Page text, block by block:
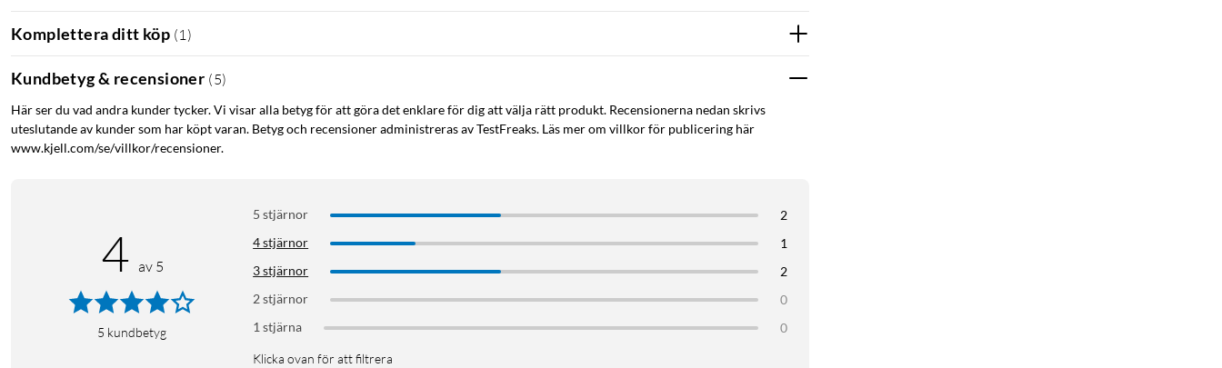
Komplettera ditt köp (1 )
Kundbetyg & recensioner (5)
Här ser du vad andra kunder tycker. Vi visar alla betyg för att göra det enklare för dig att välja rätt produkt. Recensionerna nedan skrivs
uteslutande av kunder som har köpt varan. Betyg och recensioner administreras av TestFreaks. Läs mer om villkor för publicering här
www.kjell.com/se/villkor/recensioner.
4 av 5
5 kundbetyg
5 stjärnor
2
4 stjärnor
1
3 stjärnor
2
2 stjärnor
0
1 stjärna
0
Klicka ovan för att filtrera